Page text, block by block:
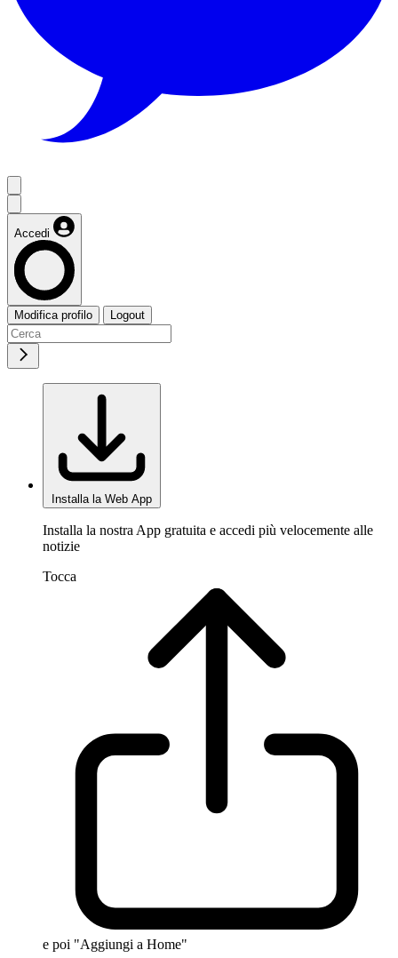
Accedi
Modifica profilo Logout
Installa la Web App
Installa la nostra App gratuita e accedi più velocemente alle
notizie
Tocca
e poi "Aggiungi a Home"